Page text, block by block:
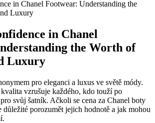
in Chanel
the Worth of
Luxury
pro eleganci a luxus ve světě módy.
⁤vzrušuje ⁢každého, kdo touží po
svůj šatník. Ačkoli ⁣se cena za Chanel boty
důležité porozumět⁤ jejich hodnotě a jak mohou